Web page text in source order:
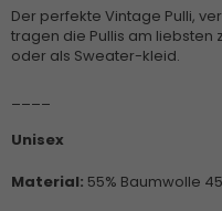
Der perfekte Vintage Pulli,
tragen die Pullis am liebsten
oder als Sweater-kleid.
Unisex
Material: 55% Baumwolle